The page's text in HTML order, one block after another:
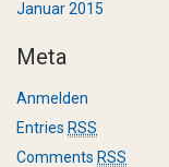
Januar 2015
Meta
Anmelden
Entries RSS
Comments RSS